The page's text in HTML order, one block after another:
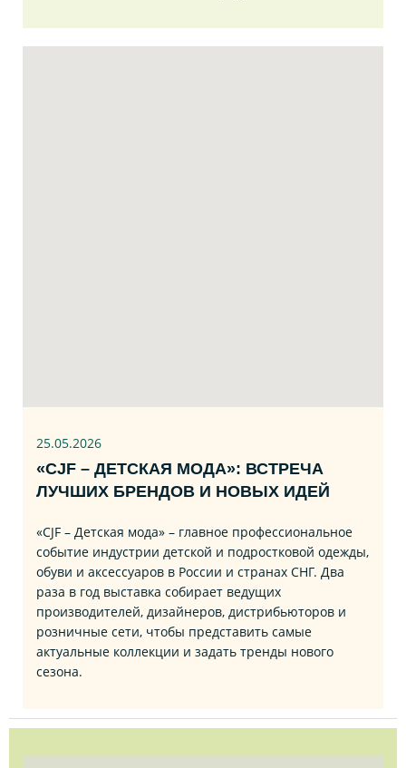
25.05.2026
«CJF – ДЕТСКАЯ МОДА»: ВСТРЕЧА
ЛУЧШИХ БРЕНДОВ И НОВЫХ ИДЕЙ
«CJF – Детская мода» – главное профессиональное
событие индустрии детской и подростковой одежды,
обуви и аксессуаров в России и странах СНГ. Два
раза в год выставка собирает ведущих
производителей, дизайнеров, дистрибьюторов и
розничные сети, чтобы представить самые
актуальные коллекции и задать тренды нового
сезона.